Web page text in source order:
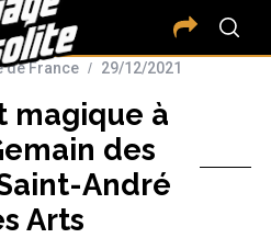
de France 29/12/2021
magique à
des
André
Arts